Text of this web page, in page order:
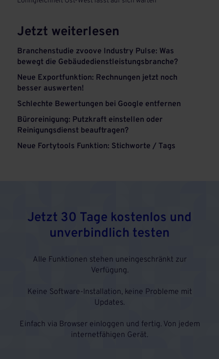
Jetzt weiterlesen
Branchenstudie zvoove Industry Pulse: Was
bewegt die Gebäudedienstleistungsbranche?
Neue Exportfunktion: Rechnungen jetzt noch
besser auswerten!
Schlechte Bewertungen bei Google entfernen
Büroreinigung: Putzkraft einstellen oder
Reinigungsdienst beauftragen?
Neue Fortytools Funktion: Stichworte / Tags
Jetzt 30 Tage kostenlos und
unverbindlich testen
Alle Funktionen stehen uneingeschränkt zur
Verfügung.
Keine Software-Installation, keine Probleme mit
Updates.
Einfach via Browser einloggen und fertig. Von jedem
internetfähigen Gerät.